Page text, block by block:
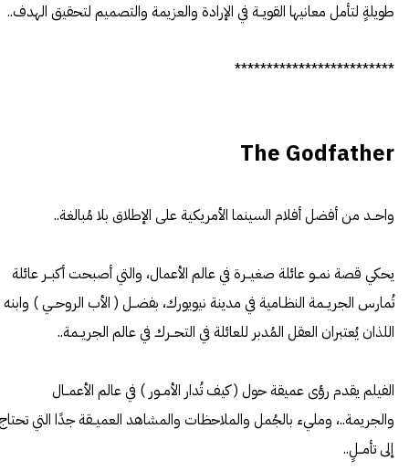
طويلةٍ لتأمل معانيها القويــة في الإرادة والعزيمة والتصميم لتحقيق الهدف..
*************************
The Godfather
واحــد من أفضل أفلام السينما الأمريكية على الإطلاق بلا مُبالغة..
يحكي قصة نمــو عائلة صغيــرة في عالم الأعمال، والتي أصبحت أكبــر عائلة
تُمارس الجريــمة النظـامية في مدينة نيويورك، بفضــل ( الأب الروحــي ) وابنه
اللذان يُعتبران العقل المُدبر للعائلة في التحــرك في عالم الجريــمة..
الفيلم يقدم رؤى عميقة حول ( كيف تُدار الأمــور ) في عالم الأعمــال
والجريمة..، ومليء بالجُمل والملاحظات والمشاهد العميــقة جدًا التي
إلى تأمــلٍ..